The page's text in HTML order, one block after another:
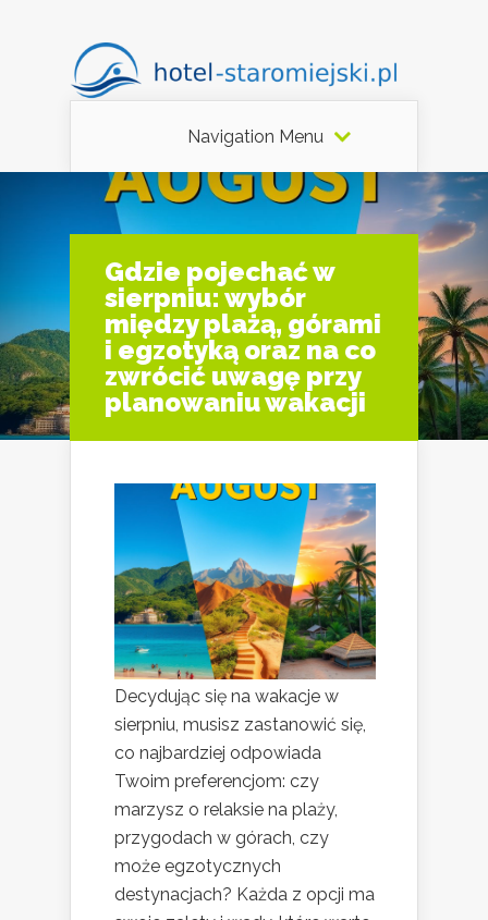
Navigation Menu
Gdzie pojechać w
sierpniu: wybór
między plażą, górami
i egzotyką oraz na co
zwrócić uwagę przy
planowaniu wakacji
Decydując się na wakacje w
sierpniu, musisz zastanowić się,
co najbardziej odpowiada
Twoim preferencjom: czy
marzysz o relaksie na plaży,
przygodach w górach, czy
może egzotycznych
destynacjach? Każda z opcji ma